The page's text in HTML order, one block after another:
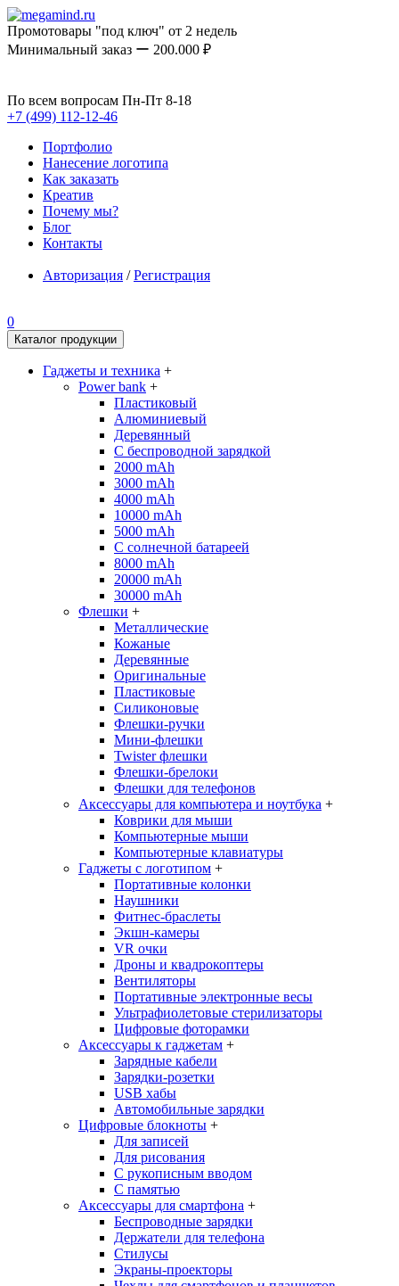
Промотовары "под ключ" от 2 недель
Минимальный заказ ー 200.000 ₽
По всем вопросам Пн-Пт 8-18
+7 (499) 112-12-46
Портфолио
Нанесение логотипа
Как заказать
Креатив
Почему мы?
Блог
Контакты
Авторизация /Регистрация
0
Каталог продукции
Гаджеты и техника +
Power bank +
Пластиковый
Алюминиевый
Деревянный
С беспроводной зарядкой
2000 mAh
3000 mAh
4000 mAh
10000 mAh
5000 mAh
С солнечной батареей
8000 mAh
20000 mAh
30000 mAh
Флешки +
Металлические
Кожаные
Деревянные
Оригинальные
Пластиковые
Силиконовые
Флешки-ручки
Мини-флешки
Twister флешки
Флешки-брелоки
Флешки для телефонов
Аксессуары для компьютера и ноутбука +
Коврики для мыши
Компьютерные мыши
Компьютерные клавиатуры
Гаджеты с логотипом +
Портативные колонки
Наушники
Фитнес-браслеты
Экшн-камеры
VR очки
Дроны и квадрокоптеры
Вентиляторы
Портативные электронные весы
Ультрафиолетовые стерилизаторы
Цифровые фоторамки
Аксессуары к гаджетам +
Зарядные кабели
Зарядки-розетки
USB хабы
Автомобильные зарядки
Цифровые блокноты +
Для записей
Для рисования
С рукописным вводом
С памятью
Аксессуары для смартфона +
Беспроводные зарядки
Держатели для телефона
Стилусы
Экраны-проекторы